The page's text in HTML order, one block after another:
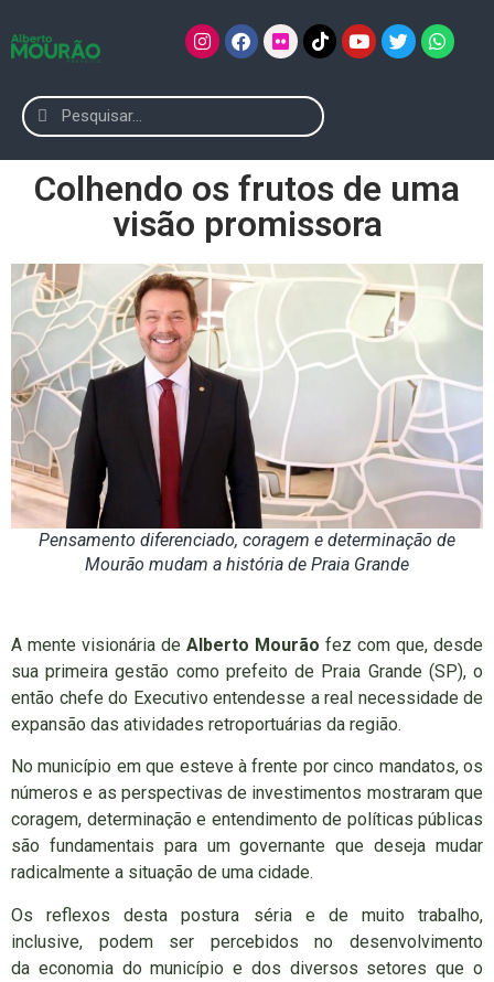
Colhendo os frutos de uma
visão promissora
Pensamento diferenciado, coragem e determinação de
Mourão mudam a história de Praia Grande
A mente visionária de Alberto Mourão fez com que, desde
sua primeira gestão como prefeito de Praia Grande (SP), o
então chefe do Executivo entendesse a real necessidade de
expansão das atividades retroportuárias da região.
No município em que esteve à frente por cinco mandatos, os
números e as perspectivas de investimentos mostraram que
coragem, determinação e entendimento de políticas públicas
são fundamentais para um governante que deseja mudar
radicalmente a situação de uma cidade.
Os reflexos desta postura séria e de muito trabalho,
inclusive, podem ser percebidos no desenvolvimento
da economia do município e dos diversos setores que o